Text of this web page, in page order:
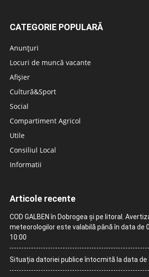
CATEGORIE POPULARĂ
Anunțuri
Locuri de muncă vacante
Afișier
Cultură&Sport
Social
Compartiment Agricol
Utile
Consiliul Local
Informatii
Articole recente
COD GALBEN în Dobrogea și pe litoral.
meteorologilor este valabilă până în data de
10:00
Situația datoriei publice întocmită la data de